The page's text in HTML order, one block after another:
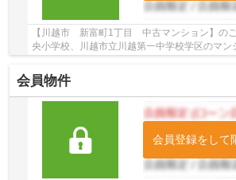
【川越市 新富町1丁目 中古マンション】のご紹介で
央小学校、川越市立川越第一中学校学区のマンション
会員物件
会員登録をして